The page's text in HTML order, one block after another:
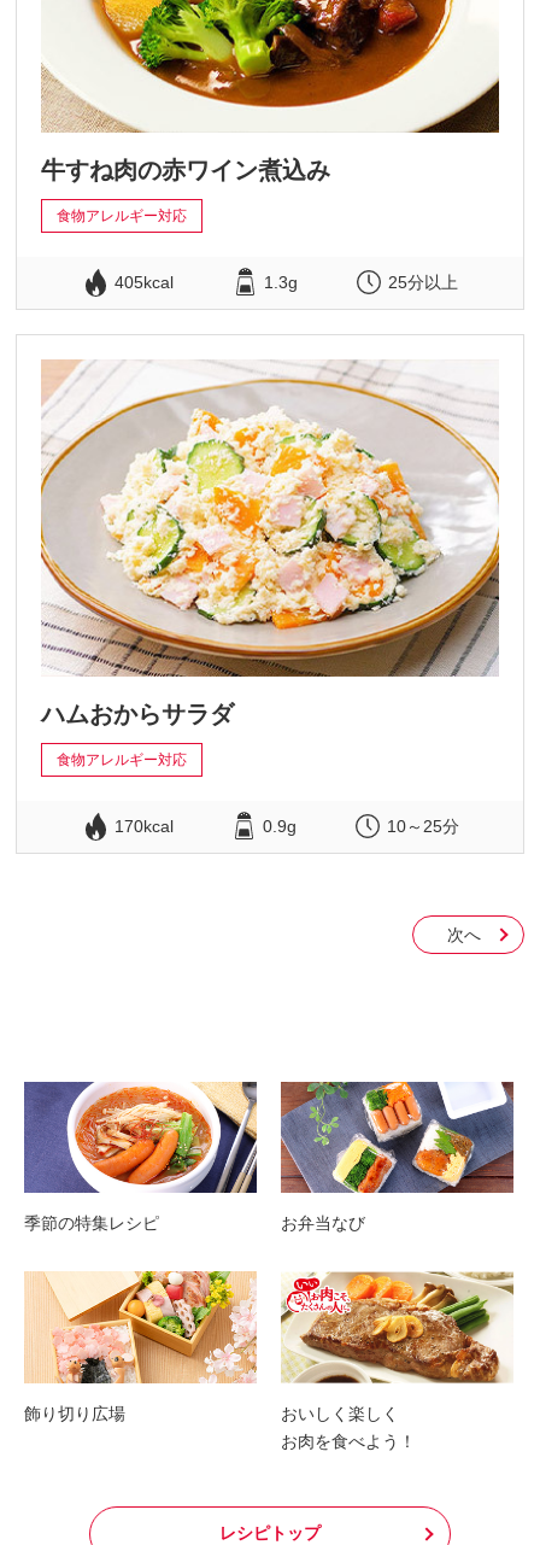
牛すね肉の赤ワイン煮込み
食物アレルギー対応
405kcal 1.3g 25分以上
ハムおからサラダ
食物アレルギー対応
170kcal 0.9g 10～25分
次へ
季節の特集レシピ お弁当なび
飾り切り広場
おいしく楽しく
お肉を食べよう！
レシピトップ